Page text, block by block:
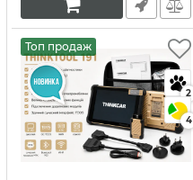
Топ продаж
2
4